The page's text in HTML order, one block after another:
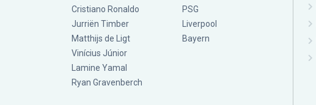
Cristiano Ronaldo
Jurriën Timber
Matthijs de Ligt
Vinícius Júnior
Lamine Yamal
Ryan Gravenberch
PSG
Liverpool
Bayern